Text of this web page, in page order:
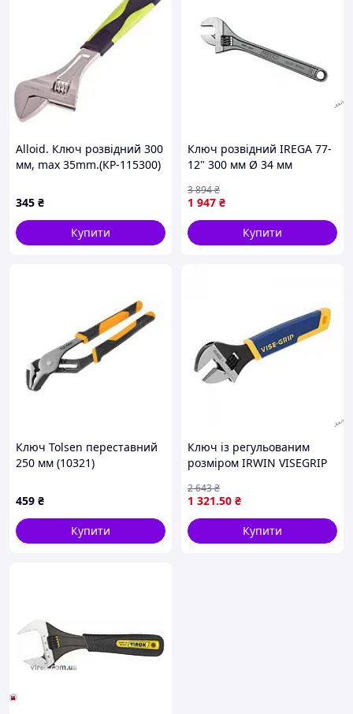
Alloid. Ключ розвідний 300
мм, max 35mm.(КР-115300)
345 ₴
Купити
Ключ розвідний IREGA 77-
12" 300 мм Ø 34 мм
використання в ремонті
1 947 ₴
3 894₴
Купити
Ключ Tolsen переставний
250 мм (10321)
459 ₴
Купити
Ключ із регульованим
розміром IRWIN VISEGRIP
захоплення та роботи
1 321.50 ₴
2 643₴
Купити